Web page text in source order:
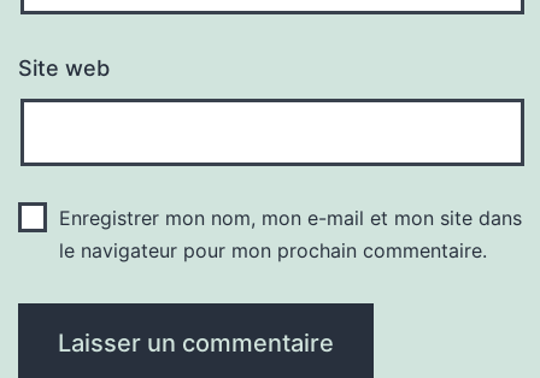
Site web
Enregistrer mon nom, mon e-mail et mon site dans
le navigateur pour mon prochain commentaire.